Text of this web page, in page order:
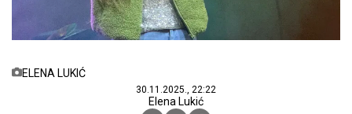
ELENA LUKIĆ
30.11.2025., 22:22
Elena Lukić